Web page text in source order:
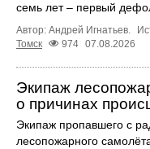
семь лет – первый
Автор: Андрей Игнатьев.
Томск
974 07.08.2026
Экипаж
о причинах
Экипаж пропавшего с
лесопожарного